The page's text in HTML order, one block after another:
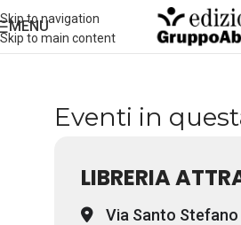
Skip to navigation
Skip to main content
MENU
Eventi in
LIBRERIA
Via Santo Stefano